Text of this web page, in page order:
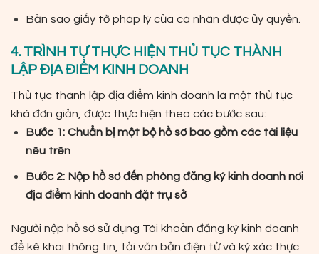
Bản sao giấy tờ pháp lý của cá nhân được ủy quyền.
4. TRÌNH TỰ THỰC HIỆN THỦ TỤC THÀNH
LẬP ĐỊA ĐIỂM KINH DOANH
Thủ tục thành lập địa điểm kinh doanh là một thủ tục
khá đơn giản, được thực hiện theo các bước sau:
Bước 1: Chuẩn bị một bộ hồ sơ bao gồm các tài liệu
nêu trên
Bước 2: Nộp hồ sơ đến phòng đăng ký kinh doanh nơi
địa điểm kinh doanh đặt trụ sở
Người nộp hồ sơ sử dụng Tài khoản đăng ký kinh doanh
để kê khai thông tin, tải văn bản điện tử và ký xác thực